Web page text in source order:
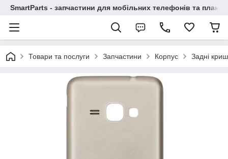
SmartParts - запчастини для мобільних телефонів та
Товари та послуги Запчастини Корпус Задні